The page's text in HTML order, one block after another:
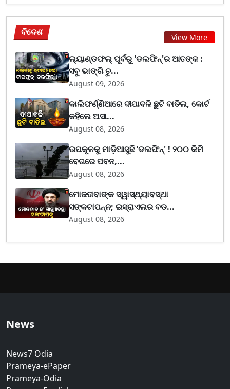
ବିଦେଶ View More
ଲ୍ୟାଣ୍ଡଫଲ୍ ପୂର୍ବରୁ 'ଡଲଫିନ୍'ର ଆତଙ୍କ :
ସବୁ ଭାଙ୍ଗି ଚୁ...
August 09, 2026
କାଲିଫର୍ଣ୍ଣିଆରେ ଦୀପାବଳି ଛୁଟି ବାତିଲ, କୋର୍ଟ
କହିଲେ ଅସା...
August 08, 2026
ଉପକୂଳକୁ ମାଡ଼ିଆସୁଛି ‘ଡଲଫିନ୍' ! ୨୦୦ କିମି
ବେଗରେ ପବନ,...
August 08, 2026
ମୋଜତାବାଙ୍କ ସ୍ୱାସ୍ଥ୍ୟାବସ୍ଥା
ସଙ୍କଟାପନ୍ନ; ଇସ୍ରାଏଲର ବଡ...
August 08, 2026
News
News7 Odia
Prameya-ePaper
Prameya-Odia